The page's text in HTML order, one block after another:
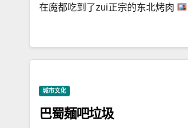
在魔都吃到了zui正宗的东北烤肉
城市文化
巴蜀麺吧垃圾